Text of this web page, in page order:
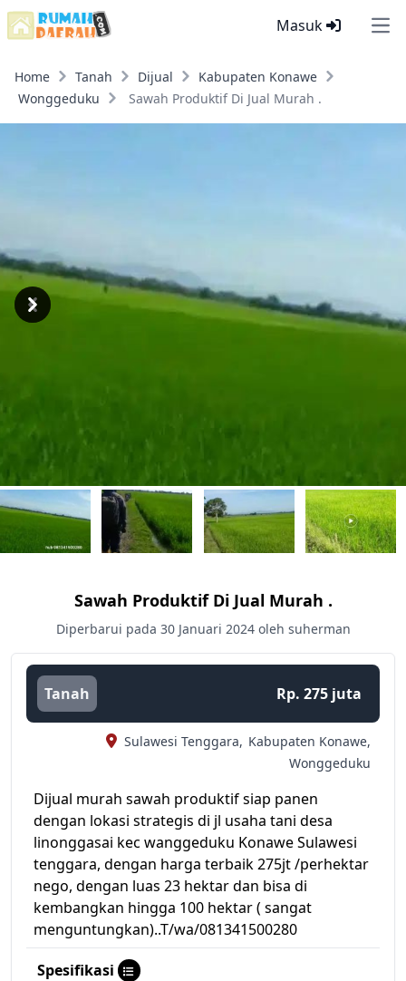
Masuk
Home Tanah Dijual
Kabupaten Konawe
Wonggeduku
Sawah Produktif Di Jual Murah .
Previous
Next
Sawah Produktif Di Jual Murah .
Diperbarui pada 30 Januari 2024 oleh suherman
Tanah Rp. 275 juta
Sulawesi Tenggara, Kabupaten Konawe,
Wonggeduku
Dijual murah sawah produktif siap panen
dengan lokasi strategis di jl usaha tani desa
linonggasai kec wanggeduku Konawe Sulawesi
tenggara, dengan harga terbaik 275jt /perhektar
nego, dengan luas 23 hektar dan bisa di
kembangkan hingga 100 hektar ( sangat
menguntungkan)..T/wa/081341500280
Spesifikasi